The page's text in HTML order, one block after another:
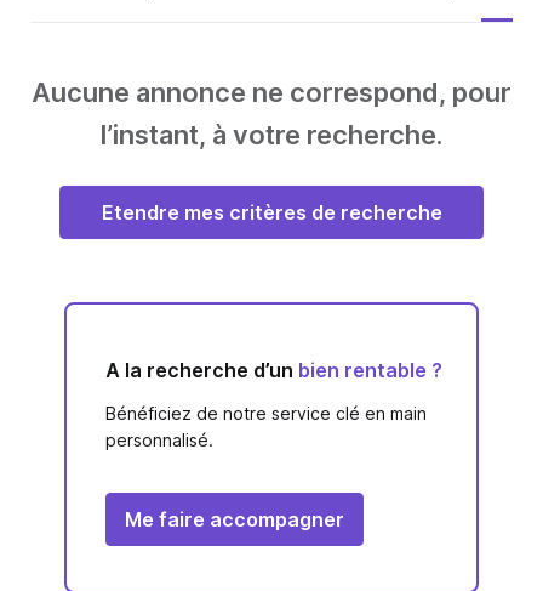
Aucune annonce ne correspond, pour
l’instant, à votre recherche.
Etendre mes critères de recherche
A la recherche d’un bien rentable ?
Bénéficiez de notre service clé en main
personnalisé.
Me faire accompagner